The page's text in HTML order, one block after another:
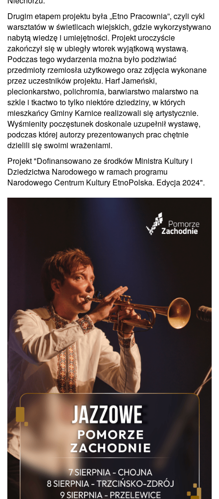
Drugim etapem projektu była „Etno Pracownia”, czyli cykl
warsztatów w świetlicach wiejskich, gdzie wykorzystywano
nabytą wiedzę i umiejętności. Projekt uroczyście
zakończył się w ubiegły wtorek wyjątkową wystawą.
Podczas tego wydarzenia można było podziwiać
przedmioty rzemiosła użytkowego oraz zdjęcia wykonane
przez uczestników projektu. Harf Jameński,
plecionkarstwo, polichromia, barwiarstwo malarstwo na
szkle i tkactwo to tylko niektóre dziedziny, w których
mieszkańcy Gminy Karnice realizowali się artystycznie.
Wyśmienity poczęstunek doskonale uzupełnił wystawę,
podczas której autorzy prezentowanych prac chętnie
dzielili się swoimi wrażeniami.
Projekt "Dofinansowano ze środków Ministra Kultury i
Dziedzictwa Narodowego w ramach programu
Narodowego Centrum Kultury EtnoPolska. Edycja 2024".